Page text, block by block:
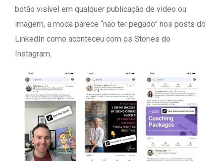
botão visível em qualquer publicação de vídeo ou
imagem, a moda parece “não ter pegado” nos posts do
LinkedIn como aconteceu com os Stories do
Instagram.